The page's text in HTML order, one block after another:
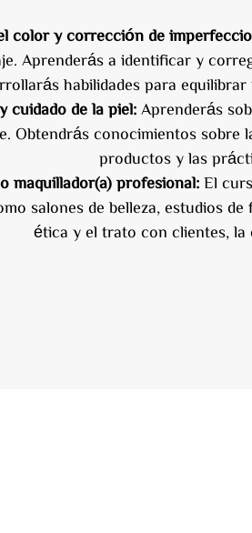
color y corrección de
Aprenderás a identificar y
habilidades para
cuidado de la piel:Aprenderás
Obtendrás conocimientos sobre
productos y las
maquillador(a) profesional:El
salones de belleza, estudios
ética y el trato con clientes, la